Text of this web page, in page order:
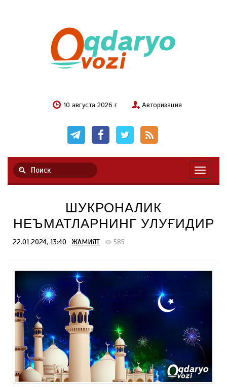
10 августа 2026 г Авторизация
ШУКРОНАЛИК
НЕЪМАТЛАРНИНГ УЛУҒИДИР
22.01.2024, 13:40 ЖАМИЯТ 585